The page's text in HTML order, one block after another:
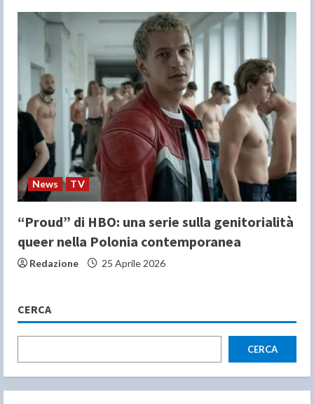
News TV
“Proud” di HBO: una serie sulla genitorialità
queer nella Polonia contemporanea
Redazione 25 Aprile 2026
CERCA
CERCA